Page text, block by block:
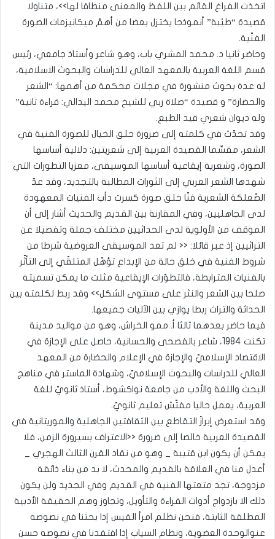
اتخذت الفراغ القائم بين اللفظ والمعنى منطاقا لها>>، متناولا
قصيدة “طيْبة” أنموذجا يختزل بعضا من أهمّ ميكانيزمات الصورة
الفنّية.
وحاضر ثانيا د. محمد المشري باب، وهو شاعر وأستاذ جامعي، رئيس
قسم اللغة العربية بالمعهد العالي للدراسات والبحوث الاسلامية،
له عدة بحوث منشورة في مجلات محكمة من أهمها: “الشعر
والحضارة” و قصيدة “صلاة ربي للشيخ محمد اليدالي: قراءة ثانية”
وله ديوان شعري قيد الطبع.
وقد تحدّث في كلمته إلى ضرورة خلق الخيال للصورة الفنية في
الشعر، مقسِّما القصيدة العربية إلى شعريتين: دلالية أساسها
الصورة، وشعرية إيقاعية أساسها الموسيقى، معزيا التطورات التي
شهدها الشعر العربي إلى الثورات المطالبة بالتجديد، وقد عدّ
الصّعلكة الشعرية فنّا خلق صورة كسرت دأب الفنيات المعهودة
لدى الجاهليين، وفي المقارنة بين القديم والحديث أشار إلى أن
الموقف من الأولوية لدى الحداثيين مختلف جملة وتفصيلا عن
التراثيين إذ عبر قائلا: << لم تعد الموسيقى العروضية شرطا من
شروط الفنية في خلق حالة من الإبداع تؤهّل المتلقّي إلى التأثّر
بالفنيات المترابطة، فالتطوّرات الإيقاعية مثلت ما يمكن تسميته
صلحا بين الشعر والنثر على مستوى الشكل>> وقد ربط لكلمته بين
الحداثة والتراث ربطا يوازي بين الآليات جميعها.
فيما حاضر بعدهما ثالثا أ. ممو الخراش، وهو من مواليد مدينة
تكنت 1984، شاعر بالفصحى والحسانية، حاصل على الإجازة في
الاقتصاد الإسلاميّ والإجازة في الإعلام والحضارة من المعهد
العالي للدراسات والبحوث الإسلاميّ، وشهادة الماستر في مناهج
البحث واللغة والأدب من جامعة نواكشوط، أستاذ ثانويّ للغة
العربية، يعمل حاليا مفتّش تعليم ثانويّ.
وقد استعرض إبرازَ التقاطع بين الثقافتين الجاهلية والموريتانية في
القصيدة العربية خالصا إلى ضرورة <<الاعتراف بسيرورة الزمن، فلا
يمكن أن يكون ابن قتيبة _ وهو من نقاد القرن الثالث الهجري _
أعدل منا في العلاقة بالقديم والمحدث، لا بد من بناء ذائقة
مزدوجة، تجد متعتها الفنية في القديم وفي الجديد ولن يكون
ذلك الا بازدواج أدوات القراءة والتأويل، وتجاوز وهم الحقيقة الأدبية
المطلقة الثابتة، فنحن نظلم امرأ القيس إذا بحثنا في نصوصه
عنوالوحدة العضوية، ونظام السياب إذا افتقدنا في نصوصه حسن